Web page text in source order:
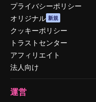
プライバシーポリシー
オリジナル 新規
クッキーポリシー
トラストセンター
アフィリエイト
法人向け
運営